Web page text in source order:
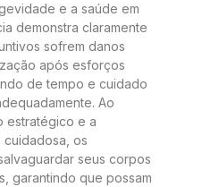
e a saúde em
demonstra claramente
sofrem danos
após esforços
de tempo e cuidado
Ao
estratégico e a
os
seus corpos
garantindo que possam